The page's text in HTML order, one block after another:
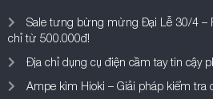
Sale tưng bừng mừng Đại Lễ 30/4 –
chỉ từ 500.000đ!
Địa chỉ dụng cụ điện cầm tay tin cậy
Ampe kìm Hioki – Giải pháp kiểm tra